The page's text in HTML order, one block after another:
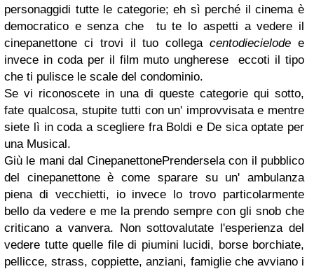
personaggidi tutte le categorie; eh sì perché il cinema è
democratico e senza che tu te lo aspetti a vedere il
cinepanettone ci trovi il tuo collegacentodiecielode e
invece in coda per il film muto ungherese eccoti il tipo
che ti pulisce le scale del condominio.
Se vi riconoscete in una di queste categorie qui sotto,
fate qualcosa, stupite tutti con un' improvvisata e mentre
siete lì in coda a scegliere fra Boldi e De sica optate per
una Musical.
Giù le mani dal CinepanettonePrendersela con il pubblico
del cinepanettone è come sparare su un' ambulanza
piena di vecchietti, io invece lo trovo particolarmente
bello da vedere e me la prendo sempre con gli snob che
criticano a vanvera. Non sottovalutate l'esperienza del
vedere tutte quelle file di piumini lucidi, borse borchiate,
pellicce, strass, coppiette, anziani, famiglie che avviano i